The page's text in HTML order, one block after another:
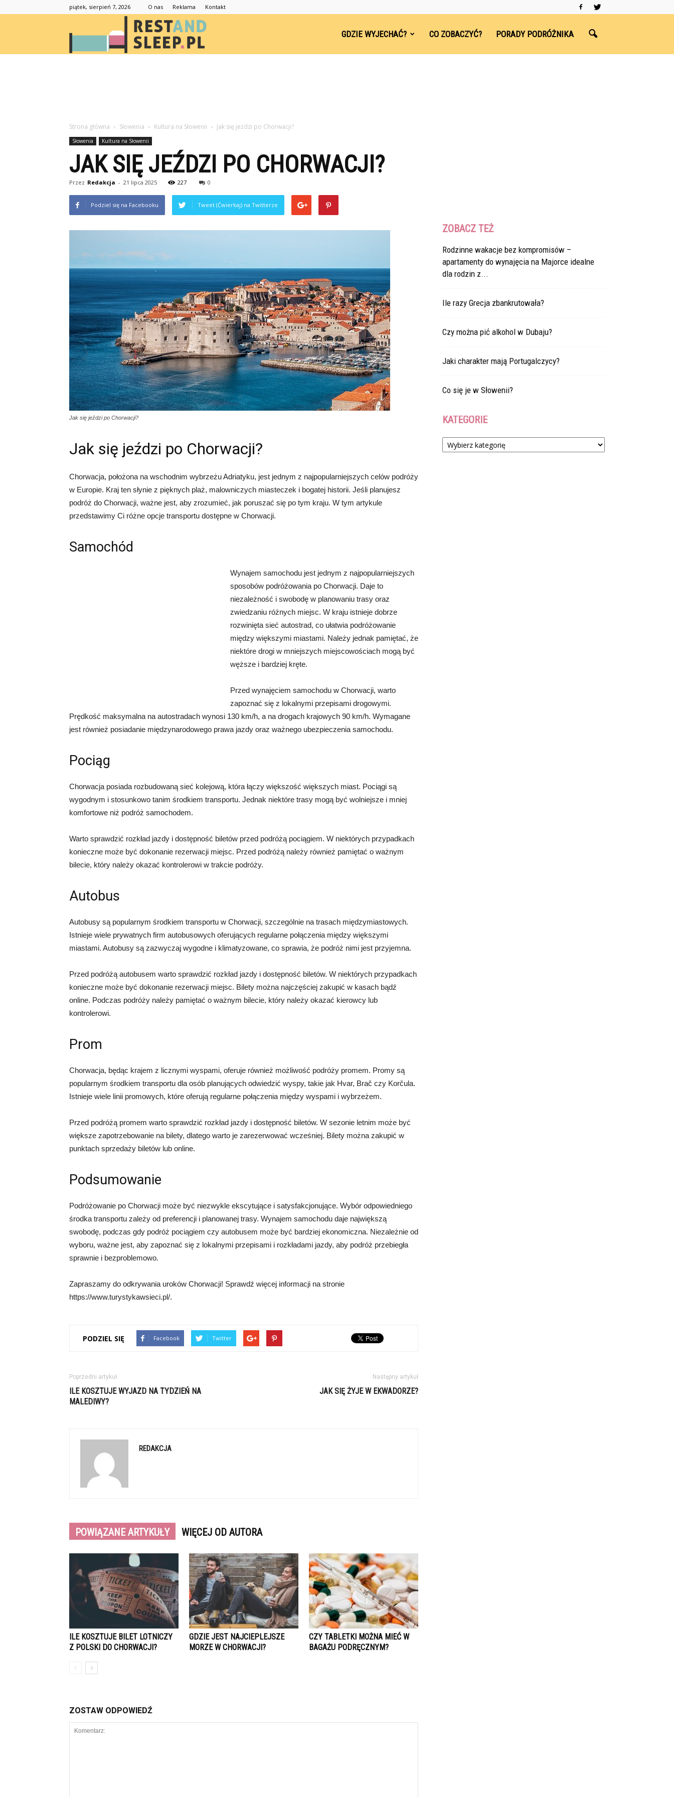
piątek, sierpień 7, 2026 O nas Reklama Kontakt
GDZIE WYJECHAĆ? CO ZOBACZYĆ? PORADY PODRÓŻNIKA
Strona główna Słowenia Kultura na Słowenii Jak się jeździ po Chorwacji?
Słowenia Kultura na Słowenii
JAK SIĘ JEŹDZI PO CHORWACJI?
Przez Redakcja - 21 lipca 2025 227 0
Podziel się na Facebooku Tweet (Ćwierkaj) na Twitterze
Jak się jeździ po Chorwacji?
Jak się jeździ po Chorwacji?
Chorwacja, położona na wschodnim wybrzeżu Adriatyku, jest jednym z najpopularniejszych celów podróży
w Europie. Kraj ten słynie z pięknych plaż, malowniczych miasteczek i bogatej historii. Jeśli planujesz
podróż do Chorwacji, ważne jest, aby zrozumieć, jak poruszać się po tym kraju. W tym artykule
przedstawimy Ci różne opcje transportu dostępne w Chorwacji.
Samochód
Wynajem samochodu jest jednym z najpopularniejszych
sposobów podróżowania po Chorwacji. Daje to
niezależność i swobodę w planowaniu trasy oraz
zwiedzaniu różnych miejsc. W kraju istnieje dobrze
rozwinięta sieć autostrad, co ułatwia podróżowanie
między większymi miastami. Należy jednak pamiętać, że
niektóre drogi w mniejszych miejscowościach mogą być
węższe i bardziej kręte.
Przed wynajęciem samochodu w Chorwacji, warto
zapoznać się z lokalnymi przepisami drogowymi.
Prędkość maksymalna na autostradach wynosi 130 km/h, a na drogach krajowych 90 km/h. Wymagane
jest również posiadanie międzynarodowego prawa jazdy oraz ważnego ubezpieczenia samochodu.
Pociąg
Chorwacja posiada rozbudowaną sieć kolejową, która łączy większość większych miast. Pociągi są
wygodnym i stosunkowo tanim środkiem transportu. Jednak niektóre trasy mogą być wolniejsze i mniej
komfortowe niż podróż samochodem.
Warto sprawdzić rozkład jazdy i dostępność biletów przed podróżą pociągiem. W niektórych przypadkach
konieczne może być dokonanie rezerwacji miejsc. Przed podróżą należy również pamiętać o ważnym
bilecie, który należy okazać kontrolerowi w trakcie podróży.
Autobus
Autobusy są popularnym środkiem transportu w Chorwacji, szczególnie na trasach międzymiastowych.
Istnieje wiele prywatnych firm autobusowych oferujących regularne połączenia między większymi
miastami. Autobusy są zazwyczaj wygodne i klimatyzowane, co sprawia, że podróż nimi jest przyjemna.
Przed podróżą autobusem warto sprawdzić rozkład jazdy i dostępność biletów. W niektórych przypadkach
konieczne może być dokonanie rezerwacji miejsc. Bilety można najczęściej zakupić w kasach bądź
online. Podczas podróży należy pamiętać o ważnym bilecie, który należy okazać kierowcy lub
kontrolerowi.
Prom
Chorwacja, będąc krajem z licznymi wyspami, oferuje również możliwość podróży promem. Promy są
popularnym środkiem transportu dla osób planujących odwiedzić wyspy, takie jak Hvar, Brač czy Korčula.
Istnieje wiele linii promowych, które oferują regularne połączenia między wyspami i wybrzeżem.
Przed podróżą promem warto sprawdzić rozkład jazdy i dostępność biletów. W sezonie letnim może być
większe zapotrzebowanie na bilety, dlatego warto je zarezerwować wcześniej. Bilety można zakupić w
punktach sprzedaży biletów lub online.
Podsumowanie
Podróżowanie po Chorwacji może być niezwykle ekscytujące i satysfakcjonujące. Wybór odpowiedniego
środka transportu zależy od preferencji i planowanej trasy. Wynajem samochodu daje największą
swobodę, podczas gdy podróż pociągiem czy autobusem może być bardziej ekonomiczna. Niezależnie od
wyboru, ważne jest, aby zapoznać się z lokalnymi przepisami i rozkładami jazdy, aby podróż przebiegła
sprawnie i bezproblemowo.
Zapraszamy do odkrywania uroków Chorwacji! Sprawdź więcej informacji na stronie
https://www.turystykawsieci.pl/.
PODZIEL SIĘ Facebook Twitter
Poprzedni artykuł
ILE KOSZTUJE WYJAZD NA TYDZIEŃ NA
MALEDIWY?
Następny artykuł
JAK SIĘ ŻYJE W EKWADORZE?
REDAKCJA
POWIĄZANE ARTYKUŁY WIĘCEJ OD AUTORA
ILE KOSZTUJE BILET LOTNICZY
Z POLSKI DO CHORWACJI?
GDZIE JEST NAJCIEPLEJSZE
MORZE W CHORWACJI?
CZY TABLETKI MOŻNA MIEĆ W
BAGAŻU PODRĘCZNYM?
ZOSTAW ODPOWIEDŹ
ZOBACZ TEŻ
Rodzinne wakacje bez kompromisów –
apartamenty do wynajęcia na Majorce idealne
dla rodzin z...
Ile razy Grecja zbankrutowała?
Czy można pić alkohol w Dubaju?
Jaki charakter mają Portugalczycy?
Co się je w Słowenii?
KATEGORIE
Kategorie